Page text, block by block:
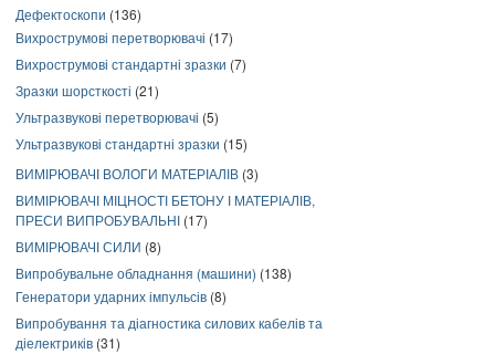
Дефектоскопи (136)
Вихрострумові перетворювачі (17)
Вихрострумові стандартні зразки (7)
Зразки шорсткості (21)
Ультразвукові перетворювачі (5)
Ультразвукові стандартні зразки (15)
ВИМІРЮВАЧІ ВОЛОГИ МАТЕРІАЛІВ (3)
ВИМІРЮВАЧІ МІЦНОСТІ БЕТОНУ І МАТЕРІАЛІВ,
ПРЕСИ ВИПРОБУВАЛЬНІ (17)
ВИМІРЮВАЧІ СИЛИ (8)
Випробувальне обладнання (машини) (138)
Генератори ударних імпульсів (8)
Випробування та діагностика силових кабелів та
діелектриків (31)